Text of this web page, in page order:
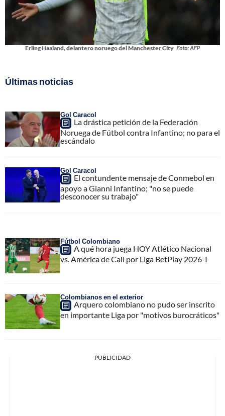
Erling Haaland, delantero noruego del Manchester City Foto: AFP
Últimas noticias
Gol Caracol
La drástica petición de la Federación
Noruega de Fútbol contra Infantino; no para el
escándalo
Gol Caracol
El contundente mensaje de Conmebol en
apoyo a Gianni Infantino; "no se puede
desconocer su trabajo"
Fútbol Colombiano
A qué hora juega HOY Atlético Nacional
vs. América de Cali por Liga BetPlay 2026-I
Colombianos en el exterior
Arquero colombiano no pudo ser inscrito
en importante Liga por "motivos burocráticos"
PUBLICIDAD